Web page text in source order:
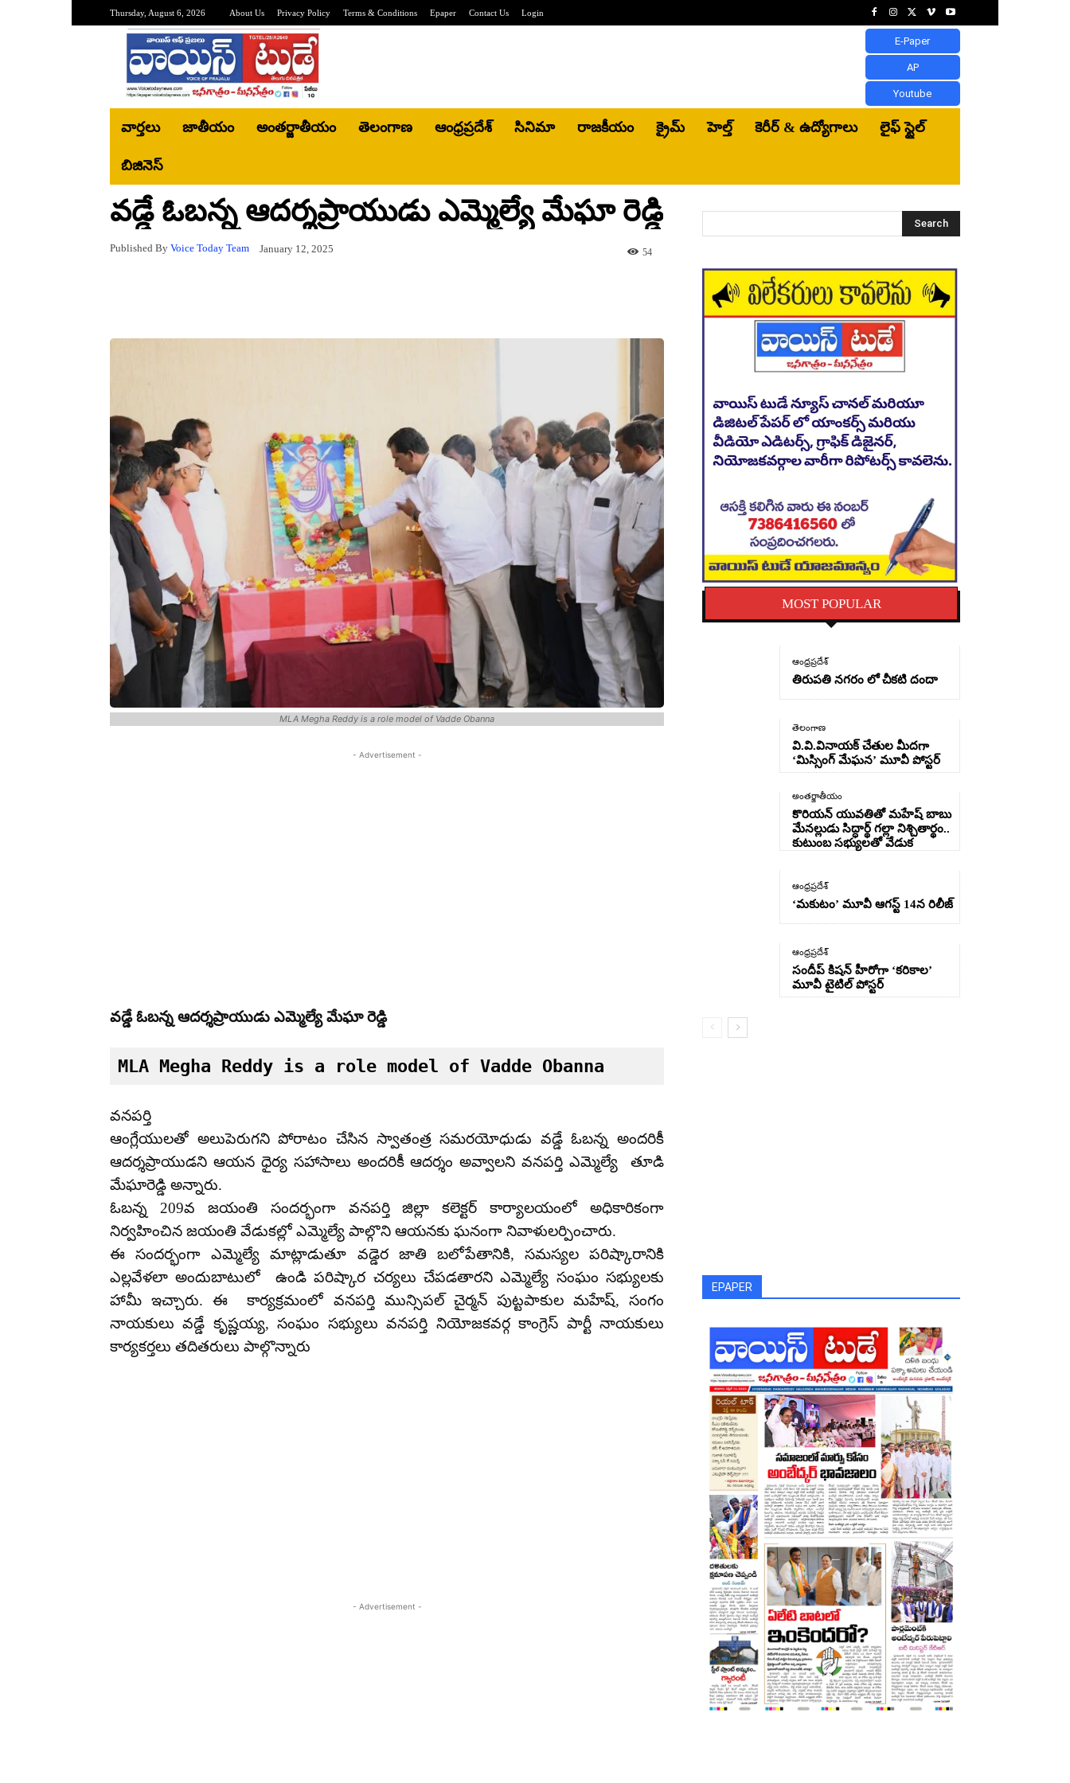
Thursday, August 6, 2026 About Us Privacy Policy Terms & Conditions Epaper Contact Us Login
E-Paper
AP
Youtube
వార్తలు జాతీయం అంతర్జాతీయం తెలంగాణ ఆంధ్రప్రదేశ్ సినిమా రాజకీయం క్రైమ్ హెల్త్‌ కెరీర్ & ఉద్యోగాలు లైఫ్ స్టైల్
బిజినెస్‌
వడ్డే ఓబన్న ఆదర్శప్రాయుడు ఎమ్మెల్యే మేఘా రెడ్డి
Published By Voice Today Team January 12, 2025 54
MLA Megha Reddy is a role model of Vadde Obanna
- Advertisement -
వడ్డే ఓబన్న ఆదర్శప్రాయుడు ఎమ్మెల్యే మేఘా రెడ్డి
MLA Megha Reddy is a role model of Vadde Obanna
వనపర్తి
ఆంగ్లేయులతో అలుపెరుగని పోరాటం చేసిన స్వాతంత్ర సమరయోధుడు వడ్డే ఓబన్న అందరికీ
ఆదర్శప్రాయుడని ఆయన ధైర్య సహాసాలు అందరికీ ఆదర్శం అవ్వాలని వనపర్తి ఎమ్మెల్యే తూడి
మేఘారెడ్డి అన్నారు.
ఓబన్న 209వ జయంతి సందర్భంగా వనపర్తి జిల్లా కలెక్టర్ కార్యాలయంలో అధికారికంగా
నిర్వహించిన జయంతి వేడుకల్లో ఎమ్మెల్యే పాల్గొని ఆయనకు ఘనంగా నివాళులర్పించారు.
ఈ సందర్భంగా ఎమ్మెల్యే మాట్లాడుతూ వడ్డెర జాతి బలోపేతానికి, సమస్యల పరిష్కారానికి
ఎల్లవేళలా అందుబాటులో ఉండి పరిష్కార చర్యలు చేపడతారని ఎమ్మెల్యే సంఘం సభ్యులకు
హామీ ఇచ్చారు. ఈ కార్యక్రమంలో వనపర్తి మున్సిపల్ చైర్మన్ పుట్టపాకుల మహేష్, సంగం
నాయకులు వడ్డే కృష్ణయ్య, సంఘం సభ్యులు వనపర్తి నియోజకవర్గ కాంగ్రెస్ పార్టీ నాయకులు
కార్యకర్తలు తదితరులు పాల్గొన్నారు
- Advertisement -
Search
MOST POPULAR
ఆంధ్రప్రదేశ్
తిరుపతి నగరం లో చీకటి దందా
తెలంగాణ
వి.వి.వినాయక్ చేతుల మీదగా
‘మిస్సింగ్ మేఘన’ మూవీ పోస్టర్
అంతర్జాతీయం
కొరియన్ యువతితో మహేష్ బాబు
మేనల్లుడు సిద్ధార్థ్ గల్లా నిశ్చితార్థం..
కుటుంబ సభ్యులతో వేడుక
ఆంధ్రప్రదేశ్
‘మకుటం’ మూవీ ఆగస్ట్ 14న రిలీజ్
ఆంధ్రప్రదేశ్
సందీప్ కిషన్ హీరోగా ‘కరికాల’
మూవీ టైటిల్ పోస్టర్
EPAPER